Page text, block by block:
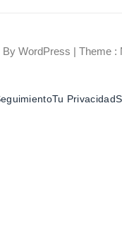
By WordPress | Theme :
Tu Privacidad